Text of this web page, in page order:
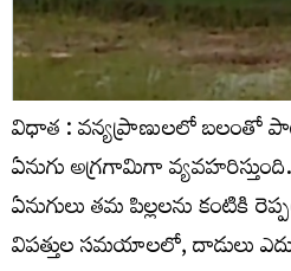
విధాత : వన్యప్రాణులలో బలంతో
ఏనుగు అగ్రగామిగా
ఏనుగులు తమ పిల్లలను కంటికి
విపత్తుల సమయాలలో, దాడులు